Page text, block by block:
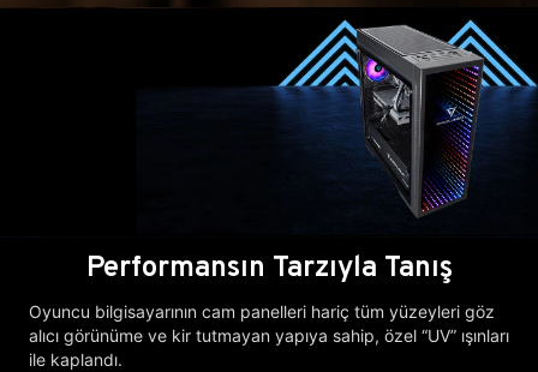
Performansın Tarzıyla Tanış
Oyuncu bilgisayarının cam panelleri hariç tüm yüzeyleri göz
alıcı görünüme ve kir tutmayan yapıya sahip, özel “UV” ışınları
ile kaplandı.